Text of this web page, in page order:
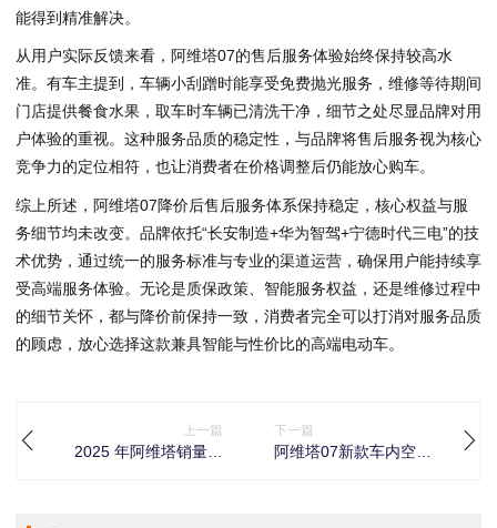
能得到精准解决。
从用户实际反馈来看，阿维塔07的售后服务体验始终保持较高水
准。有车主提到，车辆小刮蹭时能享受免费抛光服务，维修等待期间
门店提供餐食水果，取车时车辆已清洗干净，细节之处尽显品牌对用
户体验的重视。这种服务品质的稳定性，与品牌将售后服务视为核心
竞争力的定位相符，也让消费者在价格调整后仍能放心购车。
综上所述，阿维塔07降价后售后服务体系保持稳定，核心权益与服
务细节均未改变。品牌依托“长安制造+华为智驾+宁德时代三电”的技
术优势，通过统一的服务标准与专业的渠道运营，确保用户能持续享
受高端服务体验。无论是质保政策、智能服务权益，还是维修过程中
的细节关怀，都与降价前保持一致，消费者完全可以打消对服务品质
的顾虑，放心选择这款兼具智能与性价比的高端电动车。
上一篇
2025 年阿维塔销量亮
下一篇
阿维塔07新款车内空间